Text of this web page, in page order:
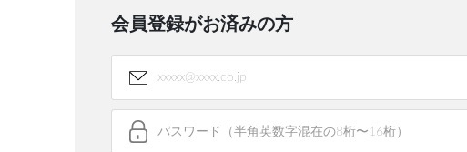
会員登録がお済みの方